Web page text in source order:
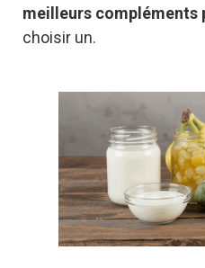
meilleurs compléments
choisir un.